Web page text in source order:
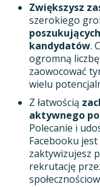
Zwiększysz
szerokiego
kandydatów.
ogromną
zaowocować
wielu
Z łatwością
aktywnego
Polecanie i
Facebooku
zaktywizujesz
rekrutację